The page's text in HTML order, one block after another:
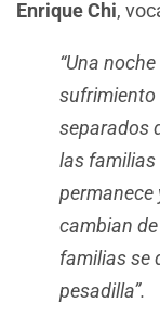
Enrique Chi,
“Una
sufrimiento
separados
las familias
permanece
cambian
familias se
pesadilla”.